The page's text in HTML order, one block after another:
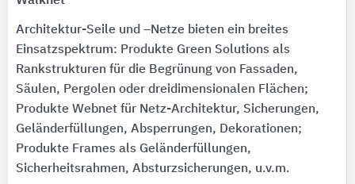
Architektur-Seile und –Netze bieten ein breites
Einsatzspektrum: Produkte Green Solutions als
Rankstrukturen für die Begrünung von Fassaden,
Säulen, Pergolen oder dreidimensionalen Flächen;
Produkte Webnet für Netz-Architektur, Sicherungen,
Geländerfüllungen, Absperrungen, Dekorationen;
Produkte Frames als Geländerfüllungen,
Sicherheitsrahmen, Absturzsicherungen, u.v.m.